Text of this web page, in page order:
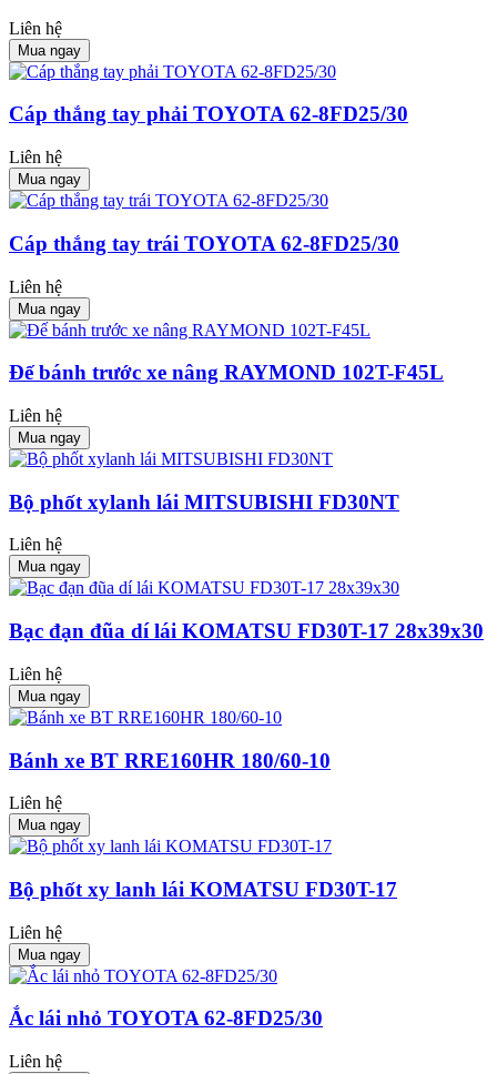
Liên hệ
Mua ngay
Cáp thắng tay phải TOYOTA 62-8FD25/30
Liên hệ
Mua ngay
Cáp thắng tay trái TOYOTA 62-8FD25/30
Liên hệ
Mua ngay
Đế bánh trước xe nâng RAYMOND 102T-F45L
Liên hệ
Mua ngay
Bộ phốt xylanh lái MITSUBISHI FD30NT
Liên hệ
Mua ngay
Bạc đạn đũa dí lái KOMATSU FD30T-17 28x39x30
Liên hệ
Mua ngay
Bánh xe BT RRE160HR 180/60-10
Liên hệ
Mua ngay
Bộ phốt xy lanh lái KOMATSU FD30T-17
Liên hệ
Mua ngay
Ắc lái nhỏ TOYOTA 62-8FD25/30
Liên hệ